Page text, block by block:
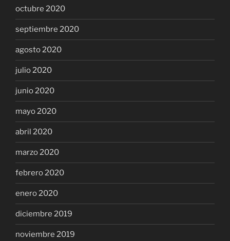
octubre 2020
septiembre 2020
agosto 2020
julio 2020
junio 2020
mayo 2020
abril 2020
marzo 2020
febrero 2020
enero 2020
diciembre 2019
noviembre 2019